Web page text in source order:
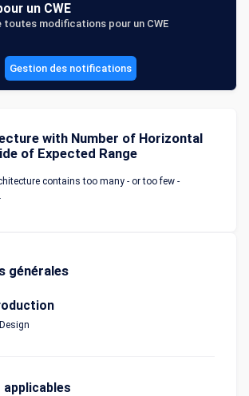
un CWE
toutes modifications pour un CWE
Gestion des notifications
with Number of Horizontal
of Expected Range
contains too many - or too few -
générales